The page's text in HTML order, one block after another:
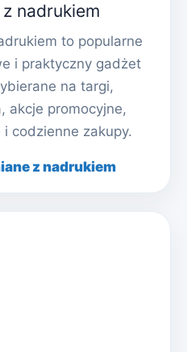
nadrukiem
to popularne
i praktyczny gadżet
na targi,
akcje promocyjne,
codzienne zakupy.
z nadrukiem